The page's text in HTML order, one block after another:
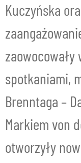
Kuczyńska
spotkaniami,
Brenntaga –
Markiem von
otworzyły